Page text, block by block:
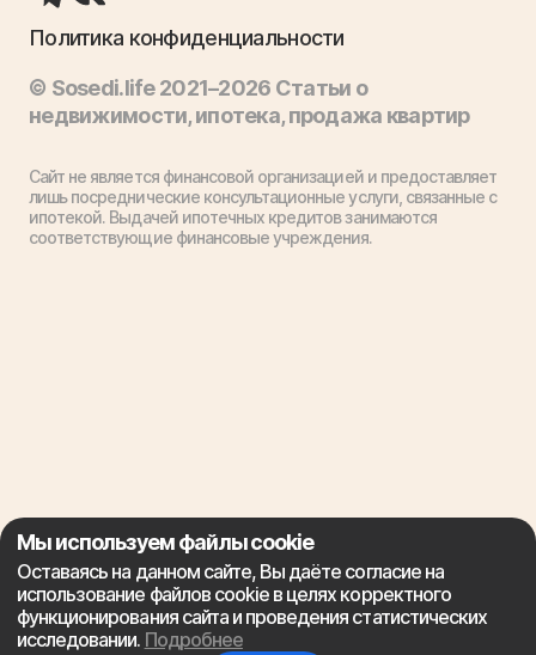
Политика конфиденциальности
© Sosedi.life 2021–2026 Статьи о
недвижимости, ипотека, продажа квартир
Сайт не является финансовой организацией и предоставляет
лишь посреднические консультационные услуги, связанные с
ипотекой. Выдачей ипотечных кредитов занимаются
соответствующие финансовые учреждения.
Мы используем файлы cookie
Оставаясь на данном сайте, Вы даёте согласие на
использование файлов cookie в целях корректного
функционирования сайта и проведения статистических
исследовании. Подробнее